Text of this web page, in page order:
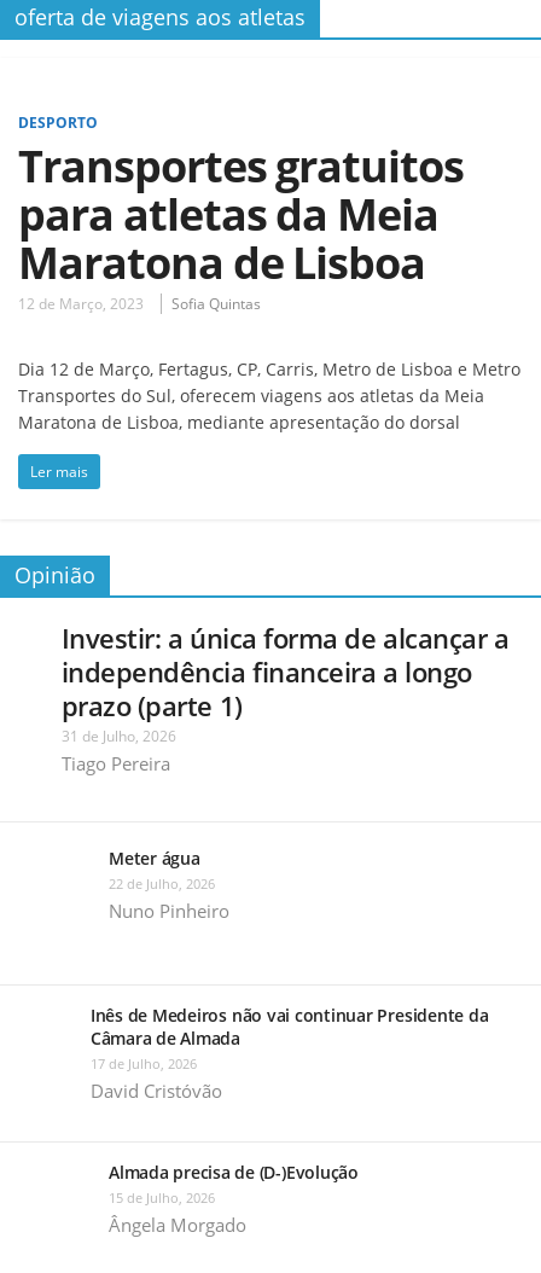
oferta de viagens aos atletas
DESPORTO
Transportes gratuitos
para atletas da Meia
Maratona de Lisboa
12 de Março, 2023 Sofia Quintas
Dia 12 de Março, Fertagus, CP, Carris, Metro de Lisboa e Metro
Transportes do Sul, oferecem viagens aos atletas da Meia
Maratona de Lisboa, mediante apresentação do dorsal
Ler mais
Opinião
Investir: a única forma de alcançar a
independência financeira a longo
prazo (parte 1)
31 de Julho, 2026
Tiago Pereira
Meter água
22 de Julho, 2026
Nuno Pinheiro
Inês de Medeiros não vai continuar Presidente da
Câmara de Almada
17 de Julho, 2026
David Cristóvão
Almada precisa de (D-)Evolução
15 de Julho, 2026
Ângela Morgado